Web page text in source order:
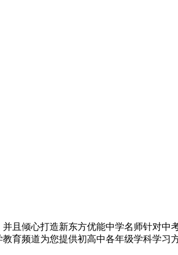
且倾心打造新东方优能中学名师针对
育频道为您提供初高中各年级学科学习